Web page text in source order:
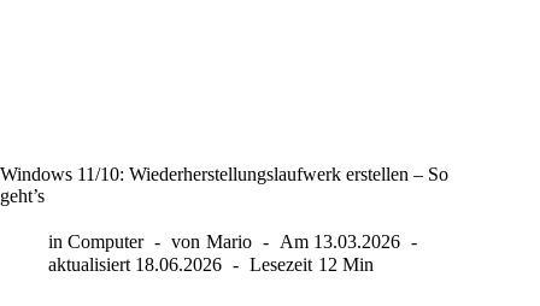
Windows 11/10: Wiederherstellungslaufwerk erstellen – So
geht’s
in Computer von Mario Am 13.03.2026
aktualisiert 18.06.2026 Lesezeit 12 Min